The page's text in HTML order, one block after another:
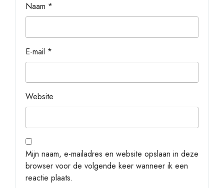
Naam *
E-mail *
Website
Mijn naam, e-mailadres en website opslaan in deze
browser voor de volgende keer wanneer ik een
reactie plaats.